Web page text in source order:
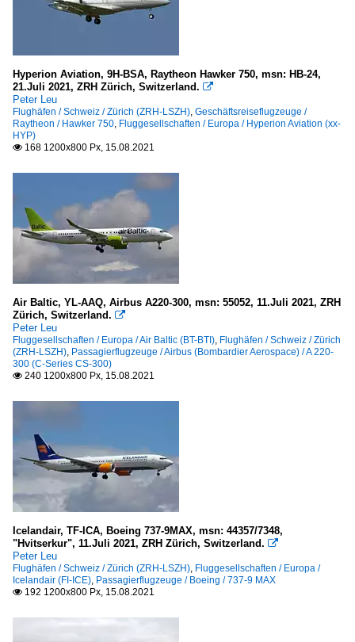
Hyperion Aviation, 9H-BSA, Raytheon Hawker 750, msn: HB-24,
21.Juli 2021, ZRH Zürich, Switzerland. 
Peter Leu
Flughäfen / Schweiz / Zürich (ZRH-LSZH), Geschäftsreiseflugzeuge /
Raytheon / Hawker 750, Fluggesellschaften / Europa / Hyperion Aviation (xx-
HYP)
 168 1200x800 Px, 15.08.2021
Air Baltic, YL-AAQ, Airbus A220-300, msn: 55052, 11.Juli 2021, ZRH
Zürich, Switzerland. 
Peter Leu
Fluggesellschaften / Europa / Air Baltic (BT-BTI), Flughäfen / Schweiz / Zürich
(ZRH-LSZH), Passagierflugzeuge / Airbus (Bombardier Aerospace) / A 220-
300 (C-Series CS-300)
 240 1200x800 Px, 15.08.2021
Icelandair, TF-ICA, Boeing 737-9MAX, msn: 44357/7348,
"Hvitserkur", 11.Juli 2021, ZRH Zürich, Switzerland. 
Peter Leu
Flughäfen / Schweiz / Zürich (ZRH-LSZH), Fluggesellschaften / Europa /
Icelandair (FI-ICE), Passagierflugzeuge / Boeing / 737-9 MAX
 192 1200x800 Px, 15.08.2021